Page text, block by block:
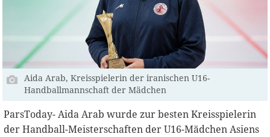
Aida Arab, Kreisspielerin der iranischen U16-
Handballmannschaft der Mädchen
ParsToday- Aida Arab wurde zur besten Kreisspielerin
der Handball-Meisterschaften der U16-Mädchen Asiens